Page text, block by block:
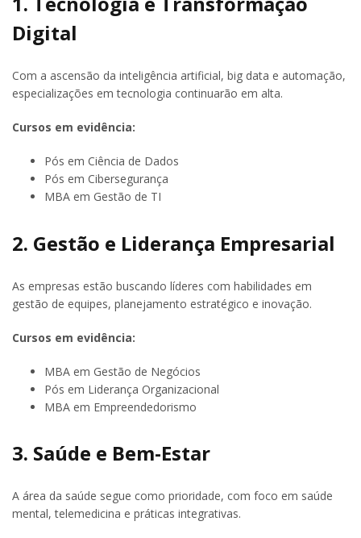
Digital
Com a ascensão da inteligência artificial, big data e automação,
especializações em tecnologia continuarão em alta.
Cursos em evidência:
Pós em Ciência de Dados
Pós em Cibersegurança
MBA em Gestão de TI
2. Gestão e Liderança Empresarial
As empresas estão buscando líderes com habilidades em
gestão de equipes, planejamento estratégico e inovação.
Cursos em evidência:
MBA em Gestão de Negócios
Pós em Liderança Organizacional
MBA em Empreendedorismo
3. Saúde e Bem-Estar
A área da saúde segue como prioridade, com foco em saúde
mental, telemedicina e práticas integrativas.